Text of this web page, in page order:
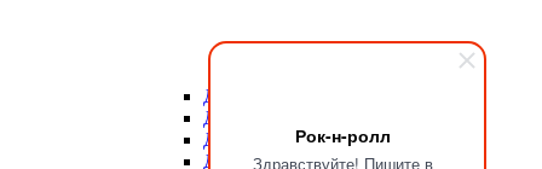
Рок-н-ролл
Здравствуйте! Пишите в
Для мундштуков
Для тростей
Для альта
Для баритона